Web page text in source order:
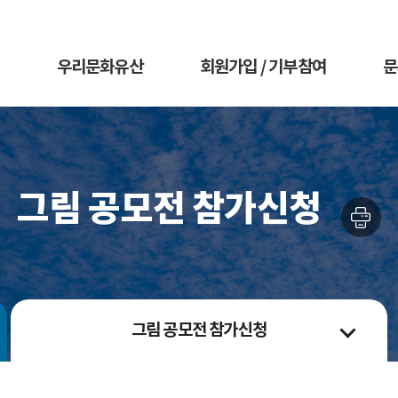
우리문화유산 회원가입 / 기부참여
그림 공모전 참가신청
그림 공모전 참가신청